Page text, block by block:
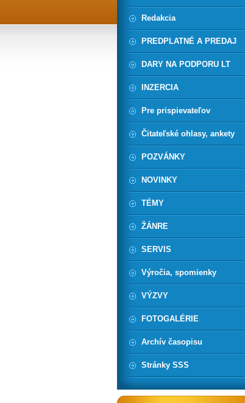
Redakcia
PREDPLATNÉ A PREDAJ
DARY NA PODPORU LT
INZERCIA
Pre prispievateľov
Čitateľské ohlasy, ankety
POZVÁNKY
NOVINKY
TÉMY
ŽÁNRE
SERVIS
Výročia, spomienky
VÝZVY
FOTOGALÉRIE
Archív časopisu
Stránky SSS